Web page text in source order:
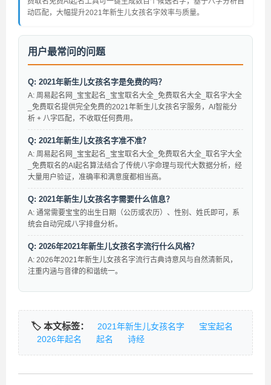
动匹配，大幅提升2021年新生儿女孩名字效率与质量。
用户最常问的问题
Q: 2021年新生儿女孩名字是免费的吗？
A: 周易起名网_宝宝起名_宝宝取名大全_免费取名大全_取名字大全
_免费取名提供完全免费的2021年新生儿女孩名字服务，AI智能分
析 + 八字匹配，不收取任何费用。
Q: 2021年新生儿女孩名字准不准？
A: 周易起名网_宝宝起名_宝宝取名大全_免费取名大全_取名字大全
_免费取名的AI起名算法结合了传统八字命理与现代大数据分析，经
大量用户验证，准确率和满意度都相当高。
Q: 2021年新生儿女孩名字需要什么信息？
A: 通常需要宝宝的出生日期（公历或农历）、性别、姓氏即可，系
统会自动完成八字排盘分析。
Q: 2026年2021年新生儿女孩名字流行什么风格？
A: 2026年2021年新生儿女孩名字流行古典诗意风与自然清新风，
注重内涵与音律的和谐统一。
🏷️ 本文标签： 2021年新生儿女孩名字
宝宝起名
2026年起名
起名 诗经